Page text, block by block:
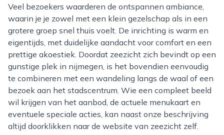
Veel bezoekers waarderen de ontspannen ambiance,
waarin je je zowel met een klein gezelschap als in een
grotere groep snel thuis voelt. De inrichting is warm en
eigentijds, met duidelijke aandacht voor comfort en een
prettige akoestiek. Doordat zeezicht zich bevindt op een
gunstige plek in nijmegen, is het bovendien eenvoudig
te combineren met een wandeling langs de waal of een
bezoek aan het stadscentrum. Wie een compleet beeld
wil krijgen van het aanbod, de actuele menukaart en
eventuele speciale acties, kan naast onze beschrijving
altijd doorklikken naar de website van zeezicht zelf.